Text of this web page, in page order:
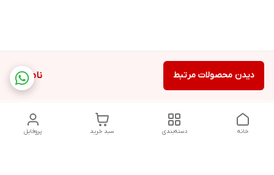
ناموجود دیدن محصولات مرتبط
پروفایل سبد خرید دسته‌بندی خانه